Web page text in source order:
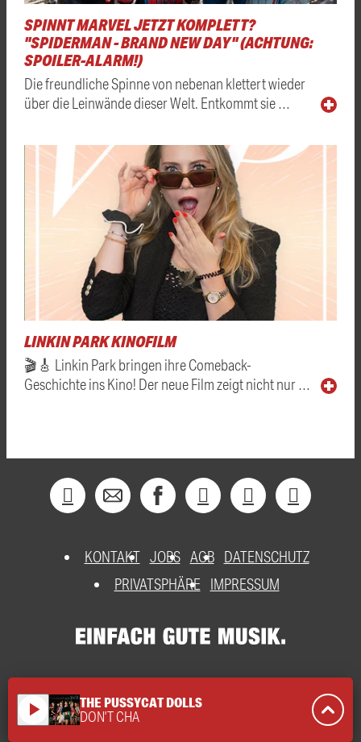
SPINNT MARVEL JETZT KOMPLETT?
"SPIDERMAN - BRAND NEW DAY" (ACHTUNG:
SPOILER-ALARM!)
Die freundliche Spinne von nebenan klettert wieder
über die Leinwände dieser Welt. Entkommt sie …
LINKIN PARK KINOFILM
🎬🎸 Linkin Park bringen ihre Comeback-
Geschichte ins Kino! Der neue Film zeigt nicht nur …
KONTAKT JOBS AGB DATENSCHUTZ
PRIVATSPHÄRE
IMPRESSUM
play_arrow THE PUSSYCAT DOLLS
DON'T CHA